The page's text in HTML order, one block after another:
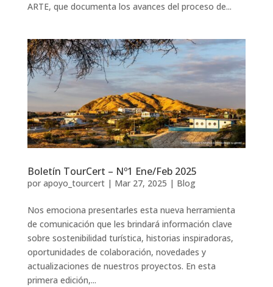
ARTE, que documenta los avances del proceso de...
Boletín TourCert – Nº1 Ene/Feb 2025
por apoyo_tourcert| Mar 27, 2025 | Blog
Nos emociona presentarles esta nueva herramienta
de comunicación que les brindará información clave
sobre sostenibilidad turística, historias inspiradoras,
oportunidades de colaboración, novedades y
actualizaciones de nuestros proyectos. En esta
primera edición,...